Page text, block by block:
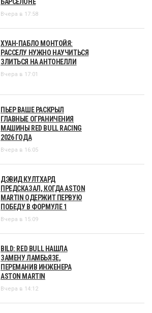
Вчера в 17:58
ХУАН-ПАБЛО МОНТОЙЯ:
РАССЕЛУ НУЖНО НАУЧИТЬСЯ
ЗЛИТЬСЯ НА АНТОНЕЛЛИ
Вчера в 17:01
ПЬЕР ВАШЕ РАСКРЫЛ
ГЛАВНЫЕ ОГРАНИЧЕНИЯ
МАШИНЫ RED BULL RACING
2026 ГОДА
Вчера в 16:05
ДЭВИД КУЛТХАРД
ПРЕДСКАЗАЛ, КОГДА ASTON
MARTIN ОДЕРЖИТ ПЕРВУЮ
ПОБЕДУ В ФОРМУЛЕ 1
Вчера в 15:09
BILD: RED BULL НАШЛА
ЗАМЕНУ ЛАМБЬЯЗЕ,
ПЕРЕМАНИВ ИНЖЕНЕРА
ASTON MARTIN
Вчера в 14:12